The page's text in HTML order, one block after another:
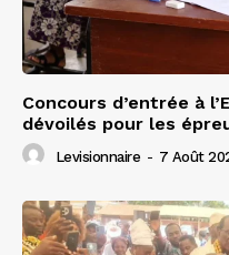
Concours d’entrée à
dévoilés pour les
Levisionnaire - 7 Août